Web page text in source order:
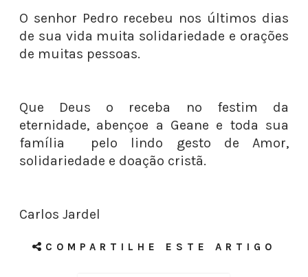
O senhor Pedro recebeu nos últimos dias
de sua vida muita solidariedade e orações
de muitas pessoas.
Que Deus o receba no festim da
eternidade, abençoe a Geane e toda sua
família pelo lindo gesto de Amor,
solidariedade e doação cristã.
Carlos Jardel
COMPARTILHE ESTE ARTIGO